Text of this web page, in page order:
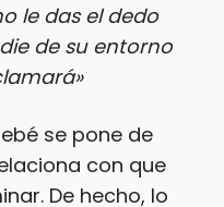
le das el dedo
de su entorno
se pone de
con que
De hecho, lo